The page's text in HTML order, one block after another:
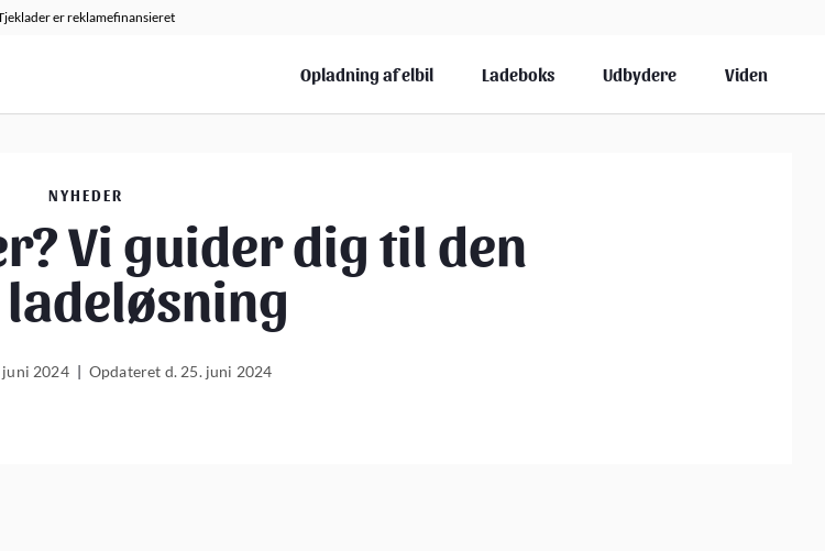
er reklamefinansieret
Opladning af elbil Ladeboks Udbydere Viden
NYHEDER
Vi guider dig til den
juni 2024 | Opdateret d. 25. juni 2024